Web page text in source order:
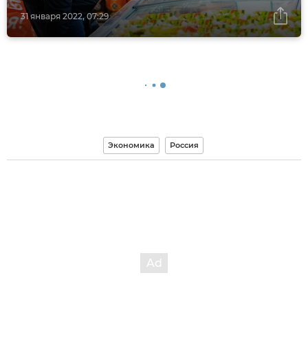
31 января 2022, 07:29
Экономика Россия